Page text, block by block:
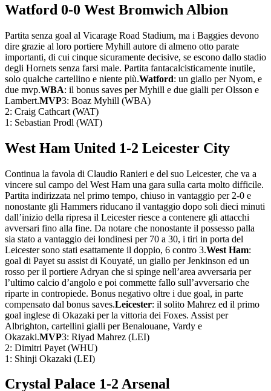
Watford 0-0 West Bromwich Albion
Partita senza goal al Vicarage Road Stadium, ma i Baggies devono
dire grazie al loro portiere Myhill autore di almeno otto parate
importanti, di cui cinque sicuramente decisive, se escono dallo stadio
degli Hornets senza farsi male. Partita fantacalcisticamente inutile,
solo qualche cartellino e niente più.Watford: un giallo per Nyom, e
due mvp.WBA: il bonus saves per Myhill e due gialli per Olsson e
Lambert.MVP3: Boaz Myhill (WBA)
2: Craig Cathcart (WAT)
1: Sebastian Prodl (WAT)
West Ham United 1-2 Leicester City
Continua la favola di Claudio Ranieri e del suo Leicester, che va a
vincere sul campo del West Ham una gara sulla carta molto difficile.
Partita indirizzata nel primo tempo, chiuso in vantaggio per 2-0 e
nonostante gli Hammers riducano il vantaggio dopo soli dieci minuti
dall’inizio della ripresa il Leicester riesce a contenere gli attacchi
avversari fino alla fine. Da notare che nonostante il possesso palla
sia stato a vantaggio dei londinesi per 70 a 30, i tiri in porta del
Leicester sono stati esattamente il doppio, 6 contro 3.West Ham:
goal di Payet su assist di Kouyaté, un giallo per Jenkinson ed un
rosso per il portiere Adryan che si spinge nell’area avversaria per
l’ultimo calcio d’angolo e poi commette fallo sull’avversario che
riparte in contropiede. Bonus negativo oltre i due goal, in parte
compensato dal bonus saves.Leicester: il solito Mahrez ed il primo
goal inglese di Okazaki per la vittoria dei Foxes. Assist per
Albrighton, cartellini gialli per Benalouane, Vardy e
Okazaki.MVP3: Riyad Mahrez (LEI)
2: Dimitri Payet (WHU)
1: Shinji Okazaki (LEI)
Crystal Palace 1-2 Arsenal